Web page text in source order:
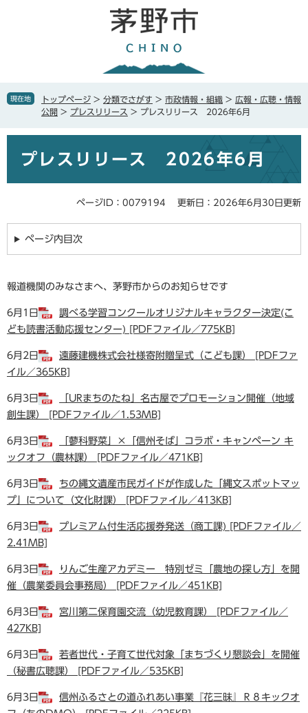
で
ば
本
現在地 トップページ > 分類でさがす > 市政情報・組織 > 広報・広聴・情報
公開 > プレスリリース > プレスリリース 2026年6月
プレスリリース 2026年6月
ページID：0079194 更新日：2026年6月30日更新
ページ内目次
報道機関のみなさまへ、茅野市からのお知らせです
6月1日
調べる学習コンクールオリジナルキャラクター決定(こ
ども読書活動応援センター) [PDFファイル／775KB]
6月2日
遠藤建機株式会社様寄附贈呈式（こども課） [PDFファ
イル／365KB]
6月3日
「URまちのたね」名古屋でプロモーション開催（地域
創生課） [PDFファイル／1.53MB]
6月3日
「蓼科野菜」×「信州そば」コラボ・キャンペーン キ
ックオフ（農林課） [PDFファイル／471KB]
6月3日
ちの縄文遺産市民ガイドが作成した「縄文スポットマッ
プ」について（文化財課） [PDFファイル／413KB]
6月3日
プレミアム付生活応援券発送（商工課) [PDFファイル／
2.41MB]
6月3日
りんご生産アカデミー 特別ゼミ「農地の探し方」を開
催（農業委員会事務局） [PDFファイル／451KB]
6月3日
宮川第二保育園交流（幼児教育課） [PDFファイル／
427KB]
6月3日
若者世代・子育て世代対象「まちづくり懇談会」を開催
（秘書広聴課） [PDFファイル／535KB]
6月3日
信州ふるさとの道ふれあい事業『花三昧』Ｒ８キックオ